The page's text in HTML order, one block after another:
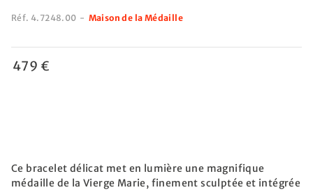
Réf. 4.7248.00 - Maison de la Médaille
479 €
Ce bracelet délicat met en lumière une magnifique
médaille de la Vierge Marie, finement sculptée et intégrée